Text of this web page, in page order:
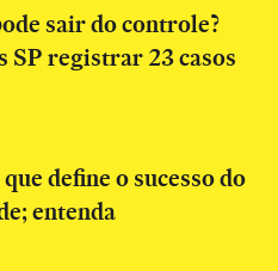
sair do controle?
SP registrar 23 casos
define o sucesso do
entenda